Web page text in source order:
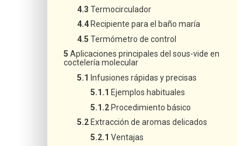
Termocirculador
Recipiente para el baño maría
Termómetro de control
Aplicaciones principales del sous-vide en
coctelería molecular
Infusiones rápidas y precisas
Ejemplos habituales
Procedimiento básico
Extracción de aromas delicados
Ventajas